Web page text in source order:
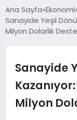
GÜNDEM
DÜNYA
EĞITIM
Ana Sayfa Ekonomi
Sanayide Yeşil
Milyon Dolarlık
Sanayide
Kazanıyor:
Milyon